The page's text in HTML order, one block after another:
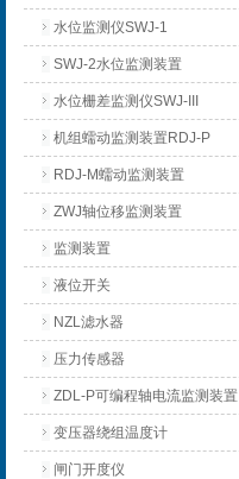
水位监测仪SWJ-1
SWJ-2水位监测装置
水位栅差监测仪SWJ-III
机组蠕动监测装置RDJ-P
RDJ-M蠕动监测装置
ZWJ轴位移监测装置
监测装置
液位开关
NZL滤水器
压力传感器
ZDL-P可编程轴电流监测装置
变压器绕组温度计
闸门开度仪